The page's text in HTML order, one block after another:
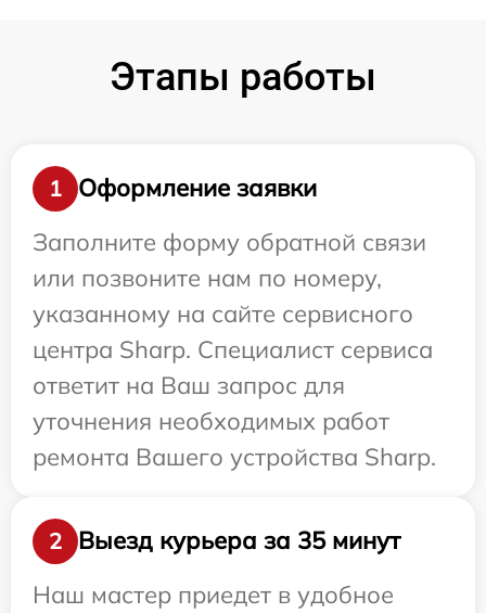
Этапы работы
1
Оформление заявки
Заполните форму обратной связи
или позвоните нам по номеру,
указанному на сайте сервисного
центра Sharp. Специалист сервиса
ответит на Ваш запрос для
уточнения необходимых работ
ремонта Вашего устройства Sharp.
2
Выезд курьера за 35 минут
Наш мастер приедет в удобное